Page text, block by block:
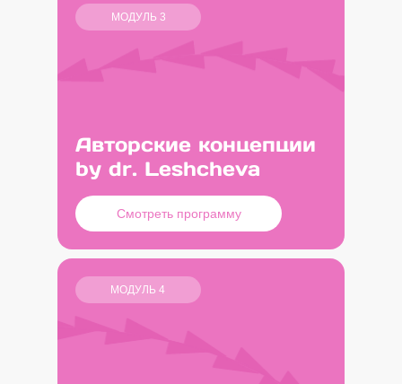
Смотреть программу
МОДУЛЬ 3
Авторские концепции
by dr. Leshcheva
МОДУЛЬ 4